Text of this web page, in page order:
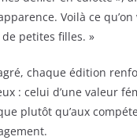
Voilà ce
petites filles. »
chaque édition
: celui d’une valeur
plutôt qu’aux